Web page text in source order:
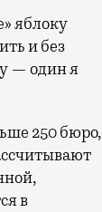
и без
— один я
250 бюро,
в